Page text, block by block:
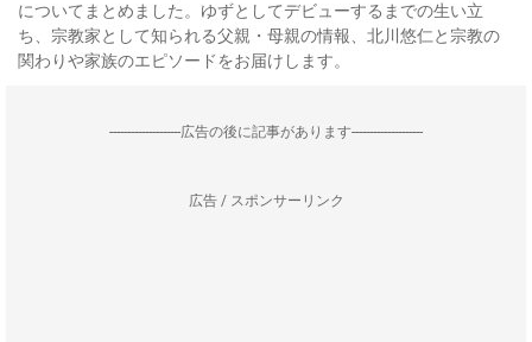
についてまとめました。ゆずとしてデビューするまでの生い立
ち、宗教家として知られる父親・母親の情報、北川悠仁と宗教の
関わりや家族のエピソードをお届けします。
--------------------広告の後に記事があります--------------------
広告 / スポンサーリンク